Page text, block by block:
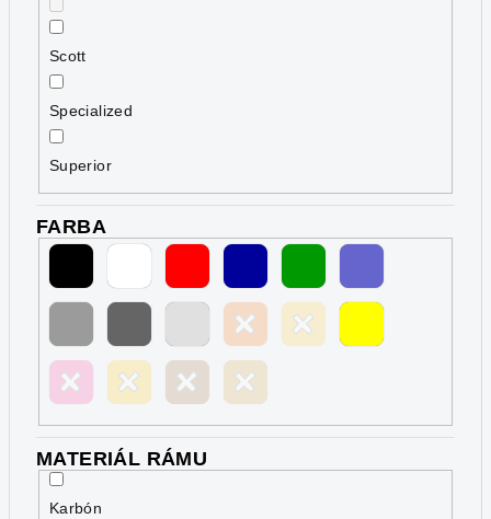
Scott
Specialized
Superior
FARBA
MATERIÁL RÁMU
Karbón